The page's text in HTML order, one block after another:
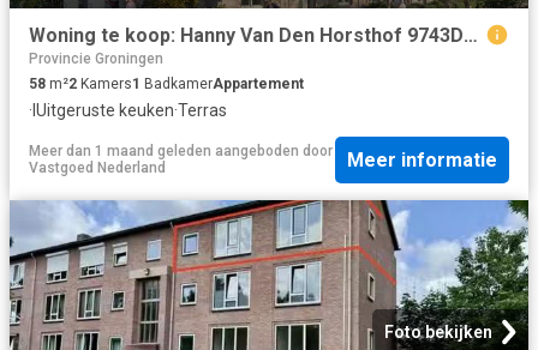
Woning te koop: Hanny Van Den Horsthof 9743DR Groningen Vastgoed Nederland
Provincie Groningen
58 m²2 Kamers1 BadkamerAppartement
· IUitgeruste keuken·Terras
Meer dan 1 maand geleden aangeboden door
Vastgoed Nederland
Meer informatie
Foto bekijken